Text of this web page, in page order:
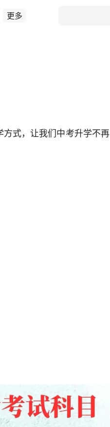
更多
式，让我们中考升学不再